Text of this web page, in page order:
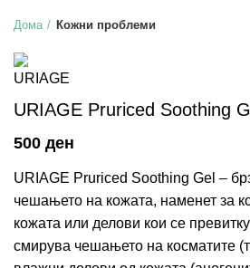
Дома Кожни проблеми
URIAGE Pruriced Soothing
ден
URIAGE Pruriced Soothing Gel –
чешањето на кожата, наменет за
кожата или делови кои се
смирува чешањето на косматите